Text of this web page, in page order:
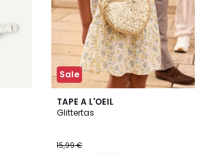
Sale
TAPE A L'OEIL
Glittertas
15,99 €